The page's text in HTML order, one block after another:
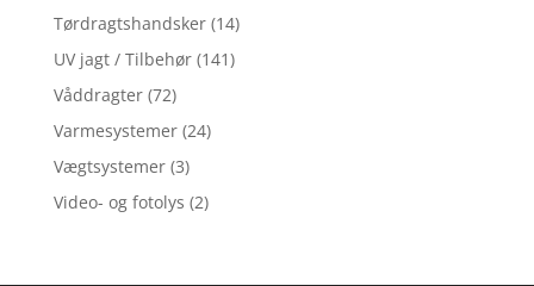
Tørdragtshandsker (14)
UV jagt / Tilbehør (141)
Våddragter (72)
Varmesystemer (24)
Vægtsystemer (3)
Video- og fotolys (2)